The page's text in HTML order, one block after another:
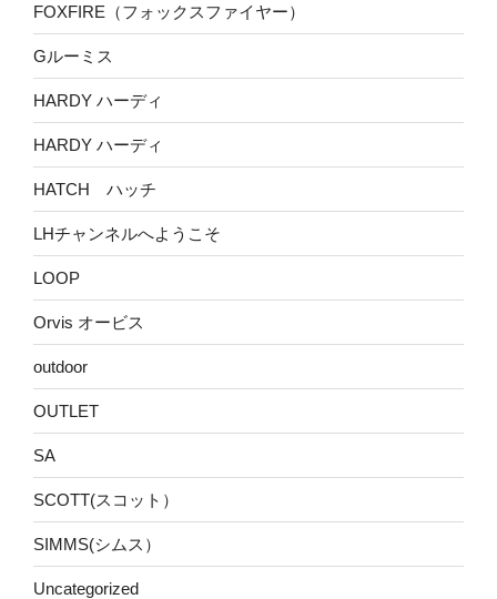
FOXFIRE（フォックスファイヤー）
Gルーミス
HARDY ハーディ
HARDY ハーディ
HATCH ハッチ
LHチャンネルへようこそ
LOOP
Orvis オービス
outdoor
OUTLET
SA
SCOTT(スコット）
SIMMS(シムス）
Uncategorized